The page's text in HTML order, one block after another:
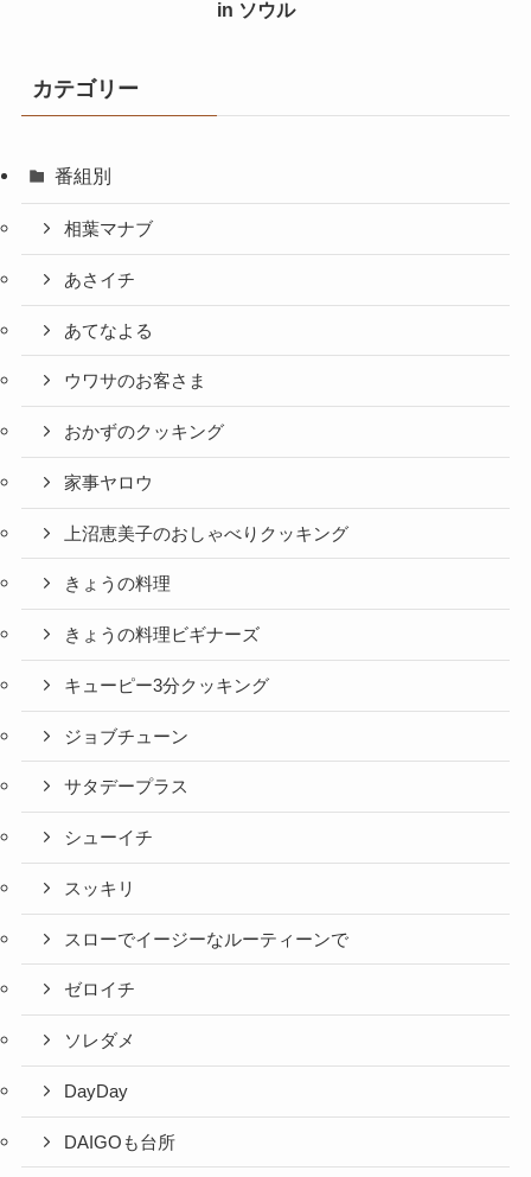
in ソウル
カテゴリー
番組別
相葉マナブ
あさイチ
あてなよる
ウワサのお客さま
おかずのクッキング
家事ヤロウ
上沼恵美子のおしゃべりクッキング
きょうの料理
きょうの料理ビギナーズ
キューピー3分クッキング
ジョブチューン
サタデープラス
シューイチ
スッキリ
スローでイージーなルーティーンで
ゼロイチ
ソレダメ
DayDay
DAIGOも台所